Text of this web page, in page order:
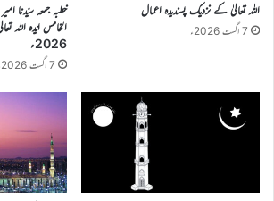
اللہ تعالیٰ کے نزدیک پسندیدہ اعمال
7 اگست 2026ء
خطبہ جمعہ سیّدنا
2026ء
7 اگست 2026ء